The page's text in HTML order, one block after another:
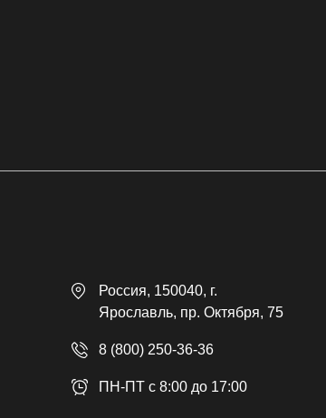
Россия, 150040, г.
Ярославль, пр. Октября, 75
8 (800) 250-36-36
ПН-ПТ с 8:00 до 17:00